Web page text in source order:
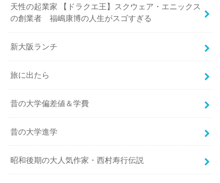
天性の起業家 【ドラクエ王】スクウェア・エニックス
の創業者 福嶋康博の人生がスゴすぎる
新大阪ランチ
旅に出たら
昔の大学偏差値＆学費
昔の大学進学
昭和後期の大人気作家・西村寿行伝説